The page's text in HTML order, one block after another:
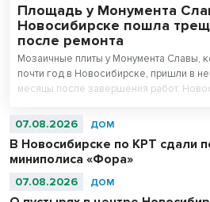
Площадь у Монумента
Новосибирске пошла
после ремонта
Мозаичные плиты у Монумента Славы,
почти год в Новосибирске, пришли в
месяцы после завершения работ.
07.08.2026 ДОМ
В Новосибирске по КРТ сдали
миниполиса «Фора»
07.08.2026 ДОМ